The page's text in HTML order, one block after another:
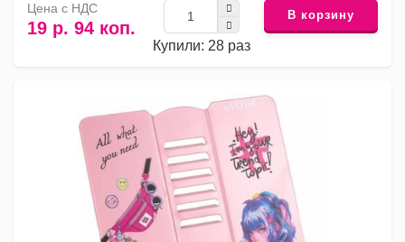
Цена с НДС
19 р. 94 коп.
Купили: 28 раз
В корзину